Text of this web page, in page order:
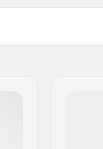
Baseball
No